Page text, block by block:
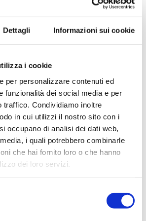
Dettagli Informazioni sui cookie
i cookie
per personalizzare contenuti ed
funzionalità dei social media e per
traffico. Condividiamo inoltre
in cui utilizzi il nostro sito con i
occupano di analisi dei dati web,
i quali potrebbero combinarle
che hai fornito loro o che hanno
dei loro servizi.
206 €.
è:
169 €.
prezzo
originale
era:
è:
229€Il
prezzo
-18%
MONTALATTE
MULTIFUNZIONE
A partire da243€ Il
era:
243 €.
199€
è:
199 €.